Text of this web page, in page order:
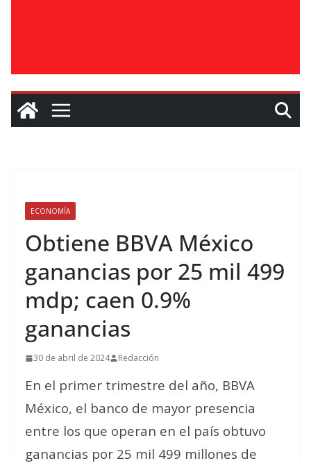
ECONOMÍA
Obtiene BBVA México
ganancias por 25 mil 499
mdp; caen 0.9%
ganancias
30 de abril de 2024 Redacción
En el primer trimestre del año, BBVA
México, el banco de mayor presencia
entre los que operan en el país obtuvo
ganancias por 25 mil 499 millones de